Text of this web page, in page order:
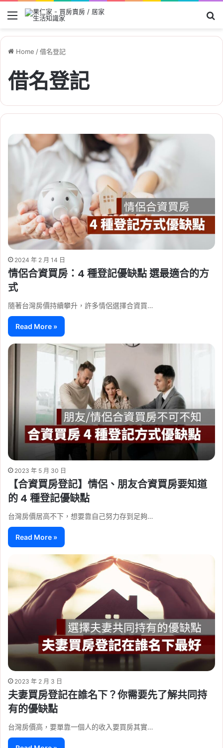
Menu
Home /借名登記
借名登記
2024 年 2 月 14 日
情侶合資買房：4 種登記優缺點 選最適合的方
式
隨著台灣房價持續攀升，許多情侶選擇合資買…
Read More »
2023 年 5 月 30 日
【合資買房登記】情侶、朋友合資買房要知道
的 4 種登記優缺點
台灣房價居高不下，想要靠自己努力存到足夠…
Read More »
2023 年 2 月 3 日
夫妻買房登記在誰名下？你需要先了解共同持
有的優缺點
台灣房價高，要單靠一個人的收入要買房其實…